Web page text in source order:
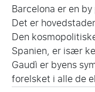
Barcelona er en
Det er
Den
Spanien, er især
Gaudì er byens
forelsket i alle de